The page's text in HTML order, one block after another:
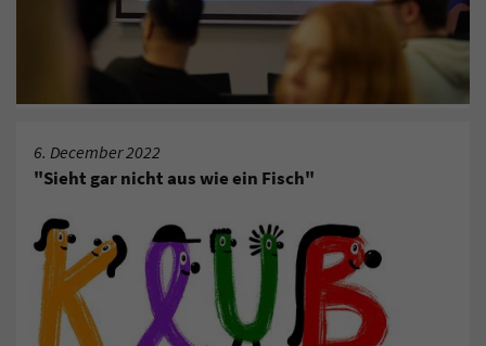
6. December 2022
"Sieht gar nicht aus wie ein Fisch"